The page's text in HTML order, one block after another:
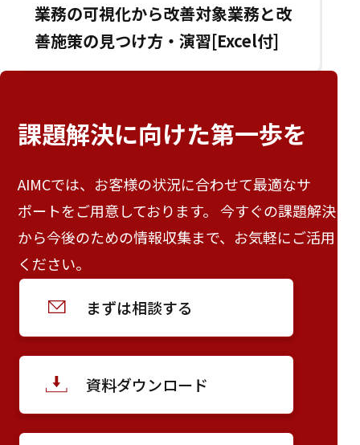
業務の可視化から改善対象業務と改
善施策の見つけ方・演習[Excel付]
課題解決に向けた第一歩を
AIMCでは、お客様の状況に合わせて最適なサ
ポートをご用意しております。 今すぐの課題解決
から今後のための情報収集まで、お気軽にご活用
ください。
まずは相談する
資料ダウンロード